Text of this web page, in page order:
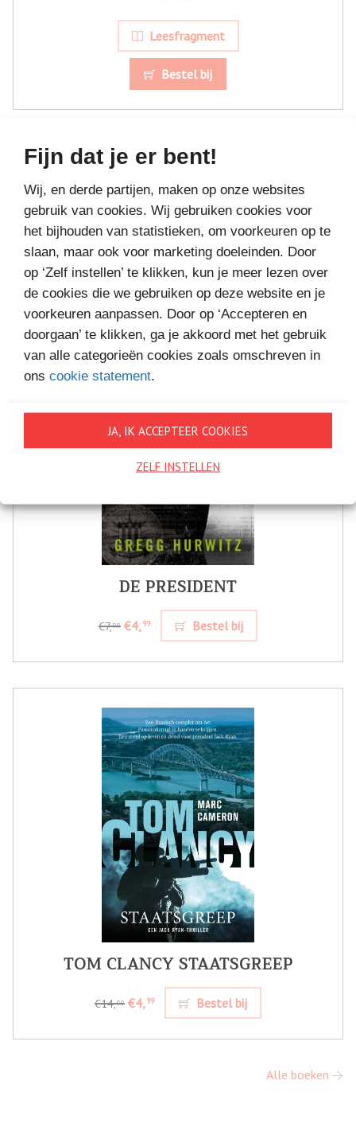
Fijn dat je er bent!
Wij, en derde partijen, maken op onze websites
gebruik van cookies. Wij gebruiken cookies voor
het bijhouden van statistieken, om voorkeuren op te
slaan, maar ook voor marketing doeleinden. Door
op ‘Zelf instellen’ te klikken, kun je meer lezen over
de cookies die we gebruiken op deze website en je
voorkeuren aanpassen. Door op ‘Accepteren en
doorgaan’ te klikken, ga je akkoord met het gebruik
van alle categorieën cookies zoals omschreven in
ons cookie statement.
JA, IK ACCEPTEER COOKIES
ZELF INSTELLEN
Leesfragment
Bestel bij
MEER BOEKEN VAN
VAKANTIELEZEN
DE PRESIDENT
€7,99 €4,99 Bestel bij
TOM CLANCY STAATSGREEP
€14,99 €4,99 Bestel bij
Alle boeken